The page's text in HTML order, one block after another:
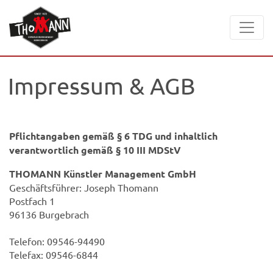
Impressum & AGB
Pflichtangaben gemäß § 6 TDG und inhaltlich
verantwortlich gemäß § 10 III MDStV
THOMANN Künstler Management GmbH
Geschäftsführer: Joseph Thomann
Postfach 1
96136 Burgebrach
Telefon: 09546-94490
Telefax: 09546-6844